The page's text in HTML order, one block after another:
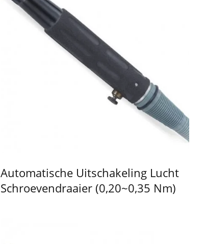
Automatische Uitschakeling Lucht
Schroevendraaier (0,20~0,35 Nm)